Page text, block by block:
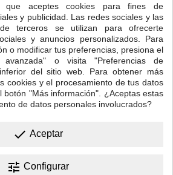
astringente, diurético y
rasa de té.
95ºC
Entre 3 y 4 minutos.
EN LA MISMA CATEGORÍA:
aceptes cookies para fines de
y publicidad. Las redes sociales y las
terceros se utilizan para ofrecerte
y anuncios personalizados. Para
o modificar tus preferencias, presiona el
avanzada" o visita "Preferencias de
del sitio web. Para obtener más
cookies y el procesamiento de tus datos
botón "Más información". ¿Aceptas estas
de datos personales involucrados?
done Aceptar
tune Configurar